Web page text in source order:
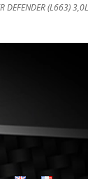
DEFENDER (L663)